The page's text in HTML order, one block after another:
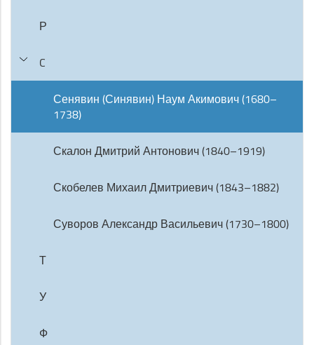
Р
C
Сенявин (Синявин) Наум Акимович (1680–
1738)
Скалон Дмитрий Антонович (1840–1919)
Скобелев Михаил Дмитриевич (1843–1882)
Суворов Александр Васильевич (1730–1800)
Т
У
Ф